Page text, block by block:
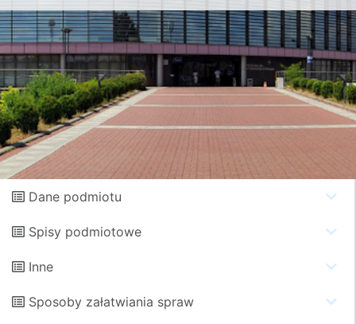
Dane podmiotu
Spisy podmiotowe
Inne
Sposoby załatwiania spraw